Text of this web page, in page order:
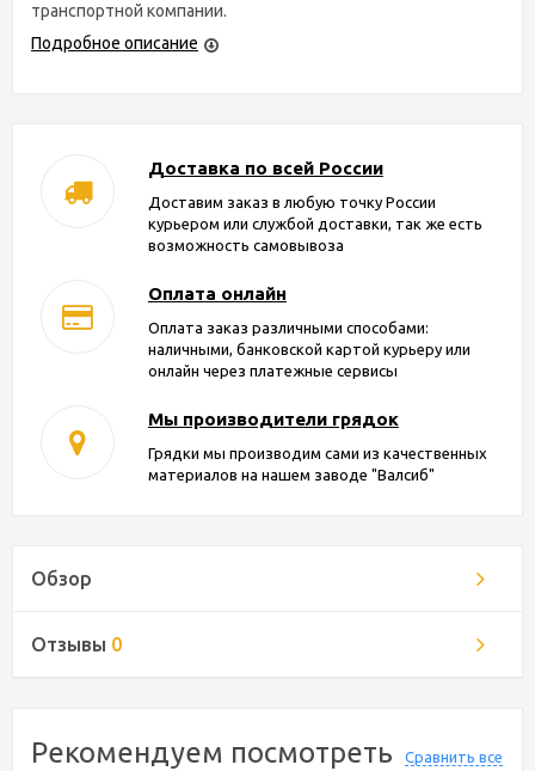
транспортной компании.
Подробное описание
Доставка по всей России
Доставим заказ в любую точку России
курьером или службой доставки, так же есть
возможность самовывоза
Оплата онлайн
Оплата заказ различными способами:
наличными, банковской картой курьеру или
онлайн через платежные сервисы
Мы производители грядок
Грядки мы производим сами из качественных
материалов на нашем заводе "Валсиб"
Обзор
Отзывы 0
Рекомендуем посмотреть Сравнить все